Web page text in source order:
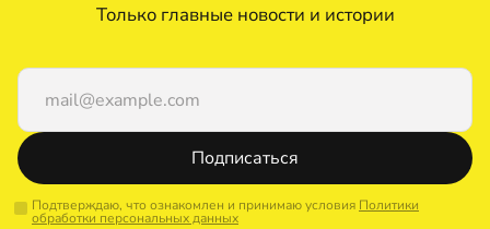
Только главные новости и истории
Подписаться
Подтверждаю, что ознакомлен и принимаю условия Политики
обработки персональных данных